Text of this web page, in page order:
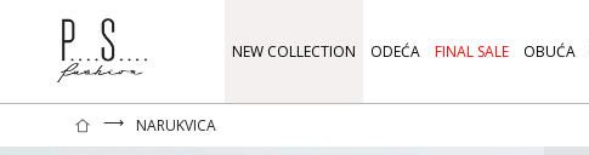
NEW COLLECTION ODEĆA FINAL SALE OBUĆA
⟶ NARUKVICA